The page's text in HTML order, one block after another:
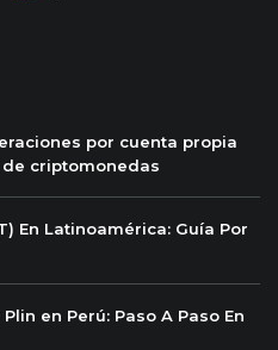
por cuenta propia
criptomonedas
En Latinoamérica: Guía Por
en Perú: Paso A Paso En